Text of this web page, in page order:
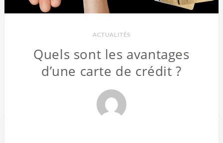
ACTUALITÉS
Quels sont les avantages
d’une carte de crédit ?